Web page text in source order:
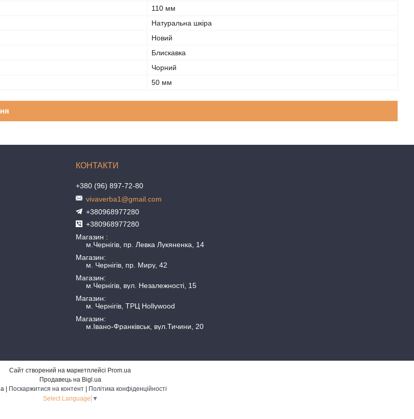
110 мм
Натуральна шкіра
Новий
Блискавка
Чорний
50 мм
+380 (96) 897-72-80
vivaverba1@gmail.com
+380968977280
+380968977280
Магазин
м.Чернігів, пр. Левка Лукяненка, 14
Магазин
м. Чернігів, пр. Миру, 42
Магазин
м.Чернігів, вул. Незалежності, 15
Магазин
м. Чернігів, ТРЦ Hollywood
Магазин
м.Івано-Франківськ, вул.Тичини, 20
Сайт створений на маркетплейсі Prom.ua
Продавець на Bigl.ua
Поскаржитися на контент
Політика конфіденційності
Select Language ▼